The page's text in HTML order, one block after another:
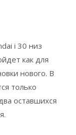
i 30 низ
как для
нового. В
только
оставшихся